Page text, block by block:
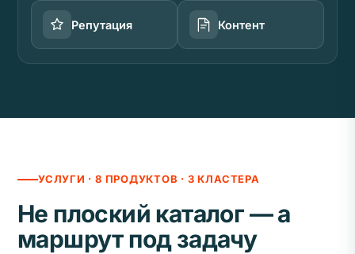
Репутация Контент
УСЛУГИ · 8 ПРОДУКТОВ · 3 КЛАСТЕРА
Не плоский каталог — а
маршрут под задачу